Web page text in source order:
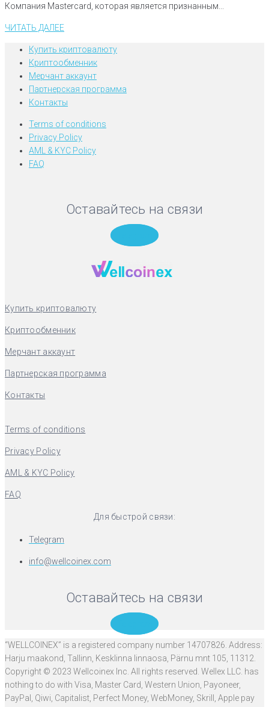
Компания Mastercard, которая является признанным...
ЧИТАТЬ ДАЛЕЕ
Купить криптовалюту
Криптообменник
Мерчант аккаунт
Партнерская программа
Контакты
Terms of conditions
Privacy Policy
AML & KYC Policy
FAQ
Оставайтесь на связи
Купить криптовалюту
Криптообменник
Мерчант аккаунт
Партнерская программа
Контакты
Terms of conditions
Privacy Policy
AML & KYC Policy
FAQ
Для быстрой связи:
Telegram
info@wellcoinex.com
Оставайтесь на связи
“WELLCOINEX” is a registered company number 14707826. Address:
Harju maakond, Tallinn, Kesklinna linnaosa, Pärnu mnt 105, 11312.
Copyright © 2023 Wellcoinex Inc. All rights reserved. Wellex LLC. has
nothing to do with Visa, Master Card, Western Union, Payoneer,
PayPal, Qiwi, Capitalist, Perfect Money, WebMoney, Skrill, Apple pay